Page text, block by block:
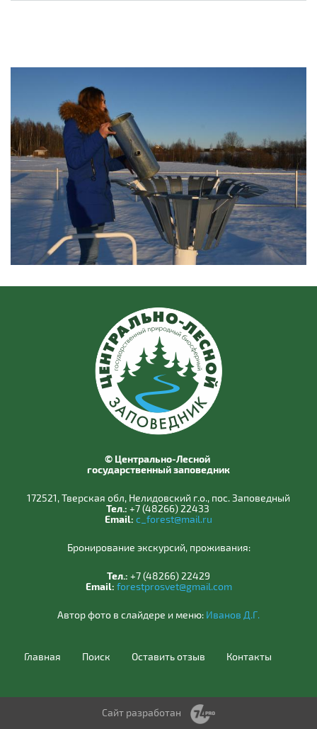
© Центрально-Лесной
государственный заповедник
172521, Тверская обл, Нелидовский г.о., пос. Заповедный
Тел.: +7 (48266) 22433
Email: c_forest@mail.ru
Бронирование экскурсий, проживания:
Тел.: +7 (48266) 22429
Email: forestprosvet@gmail.com
Автор фото в слайдере и меню: Иванов Д.Г.
Главная Поиск Оставить отзыв Контакты
Сайт разработан